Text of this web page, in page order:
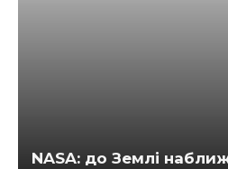
NASA: до Землі